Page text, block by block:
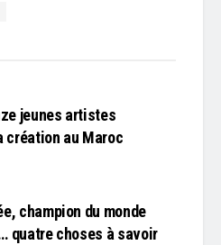
jeunes artistes
au Maroc
champion du monde
quatre choses à savoir